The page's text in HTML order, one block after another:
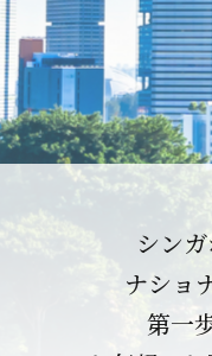
シン
ナショ
第一